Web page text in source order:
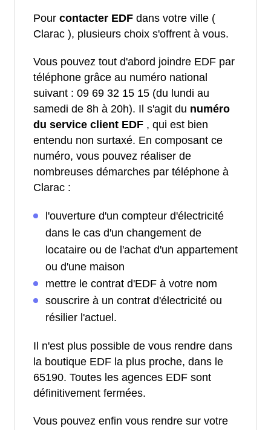
Pour contacter EDF dans votre ville (
Clarac ), plusieurs choix s'offrent à vous.
Vous pouvez tout d'abord joindre EDF par
téléphone grâce au numéro national
suivant : 09 69 32 15 15 (du lundi au
samedi de 8h à 20h). Il s'agit du numéro
du service client EDF , qui est bien
entendu non surtaxé. En composant ce
numéro, vous pouvez réaliser de
nombreuses démarches par téléphone à
Clarac :
l'ouverture d'un compteur d'électricité
dans le cas d'un changement de
locataire ou de l'achat d'un appartement
ou d'une maison
mettre le contrat d'EDF à votre nom
souscrire à un contrat d'électricité ou
résilier l'actuel.
Il n'est plus possible de vous rendre dans
la boutique EDF la plus proche, dans le
65190. Toutes les agences EDF sont
définitivement fermées.
Vous pouvez enfin vous rendre sur votre